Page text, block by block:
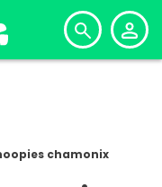
chamonix